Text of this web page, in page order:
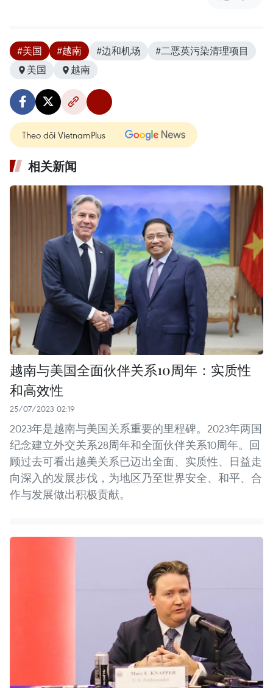
#美国 #越南 #边和机场
#二恶英污染清理项目
美国
越南
Theo dõi VietnamPlus
相关新闻
越南与美国全面伙伴关系10周年：实质性
和高效性
25/07/2023 02:19
2023年是越南与美国关系重要的里程碑。2023年两国
纪念建立外交关系28周年和全面伙伴关系10周年。回
顾过去可看出越美关系已迈出全面、实质性、日益走
向深入的发展步伐，为地区乃至世界安全、和平、合
作与发展做出积极贡献。